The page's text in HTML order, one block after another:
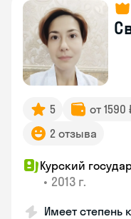
5 от
2 отзыва
Курский
• 2013 г.
Имеет степень